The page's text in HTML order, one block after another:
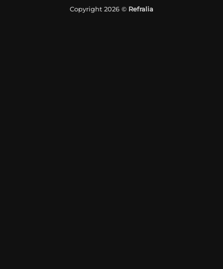
Copyright 2026 © Refralia